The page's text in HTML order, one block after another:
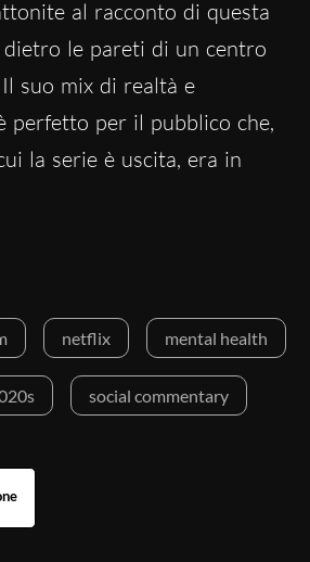
al racconto di questa
le pareti di un centro
suo mix di realtà e
perfetto per il pubblico che,
la serie è uscita, era in
netflix mental health
social commentary